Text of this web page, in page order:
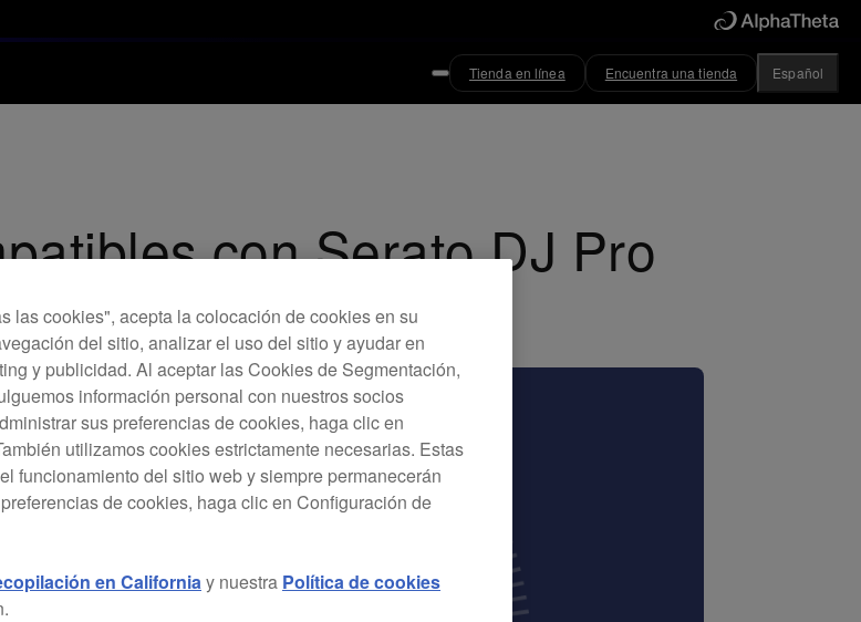
Tienda en línea Encuentra una tienda Español
con Serato DJ Pro
las cookies", acepta la colocación de cookies en su
del sitio, analizar el uso del sitio y ayudar en
y publicidad. Al aceptar las Cookies de Segmentación,
información personal con nuestros socios
sus preferencias de cookies, haga clic en
utilizamos cookies estrictamente necesarias. Estas
funcionamiento del sitio web y siempre permanecerán
de cookies, haga clic en Configuración de
en Californiay nuestra Política de cookies